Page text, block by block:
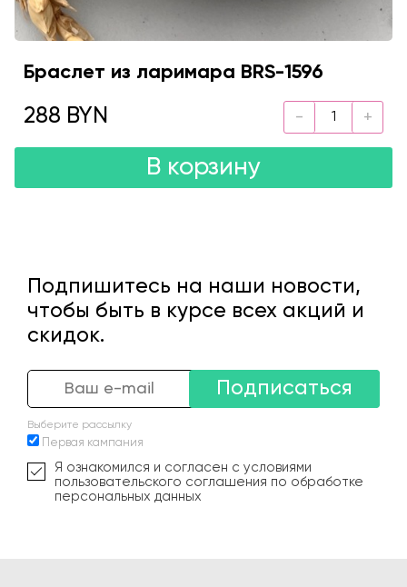
Браслет из ларимара BRS-1596
288 BYN
В корзину
Подпишитесь на наши новости,
чтобы быть в курсе всех акций и
скидок.
Подписаться
Выберите рассылку
Первая кампания
Я ознакомился и согласен с условиями
пользовательского соглашения по обработке
персональных данных